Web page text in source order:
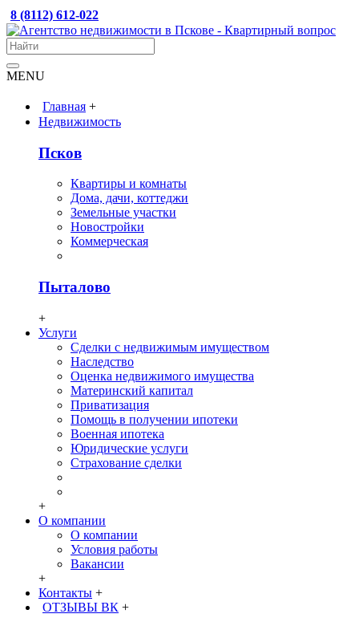
8 (8112) 612-022
MENU
Главная +
Недвижимость
Псков
Квартиры и комнаты
Дома, дачи, коттеджи
Земельные участки
Новостройки
Коммерческая
Пыталово
+
Услуги
Сделки с недвижимым имуществом
Наследство
Оценка недвижимого имущества
Материнский капитал
Приватизация
Помощь в получении ипотеки
Военная ипотека
Юридические услуги
Страхование сделки
+
О компании
О компании
Условия работы
Вакансии
+
Контакты +
ОТЗЫВЫ ВК +